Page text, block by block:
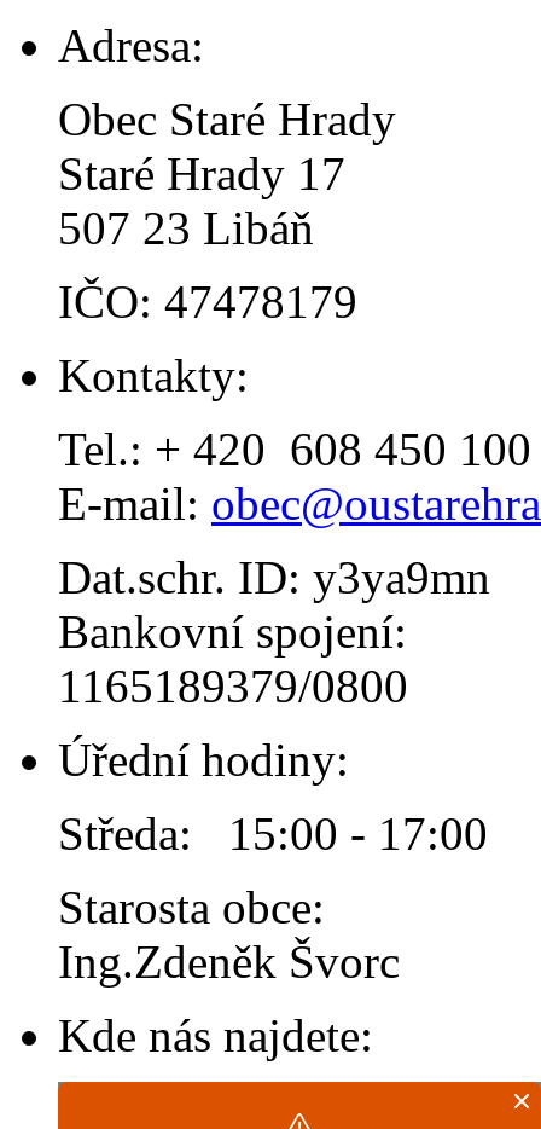
Adresa:
Obec Staré Hrady
Staré Hrady 17
507 23 Libáň
IČO: 47478179
Kontakty:
Tel.: + 420 608 450 100
E-mail:
Dat.schr. ID: y3ya9mn
Bankovní spojení:
1165189379/0800
Úřední hodiny:
Středa: 15:00 - 17:00
Starosta obce:
Ing.Zdeněk Švorc
Kde nás najdete: